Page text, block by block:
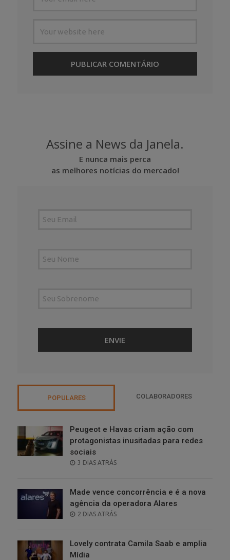
Assine a News da Janela.
E nunca mais perca
as melhores notícias do mercado!
POPULARES COLABORADORES
Peugeot e Havas criam ação com
protagonistas inusitadas para redes
sociais
POSTED
3 DIAS ATRÁS
Made vence concorrência e é a nova
agência da operadora Alares
POSTED
2 DIAS ATRÁS
Lovely contrata Camila Saab e amplia
Mídia